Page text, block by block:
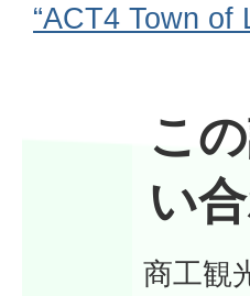
“ACT4 Town of
こ
い
商工観